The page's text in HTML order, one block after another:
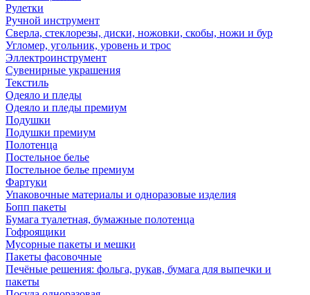
Рулетки
Ручной инструмент
Сверла, стеклорезы, диски, ножовки, скобы, ножи и бур
Угломер, угольник, уровень и трос
Эллектроинструмент
Сувенирные украшения
Текстиль
Одеяло и пледы
Одеяло и пледы премиум
Подушки
Подушки премиум
Полотенца
Постельное белье
Постельное белье премиум
Фартуки
Упаковочные материалы и одноразовые изделия
Бопп пакеты
Бумага туалетная, бумажные полотенца
Гофроящики
Мусорные пакеты и мешки
Пакеты фасовочные
Печёные решения: фольга, рукав, бумага для выпечки и
пакеты